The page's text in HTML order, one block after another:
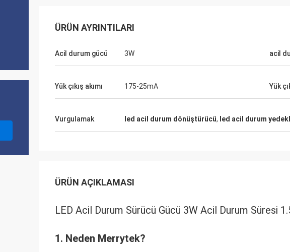
ÜRÜN AYRINTILARI
Acil durum gücü 3W acil
Yük çıkış akımı 175-25mA Yük
Vurgulamak led acil durum dönüştürücü, led acil durum
ÜRÜN AÇIKLAMASI
LED Acil Durum Sürücü Gücü 3W Acil Durum Süresi
1. Neden Merrytek?